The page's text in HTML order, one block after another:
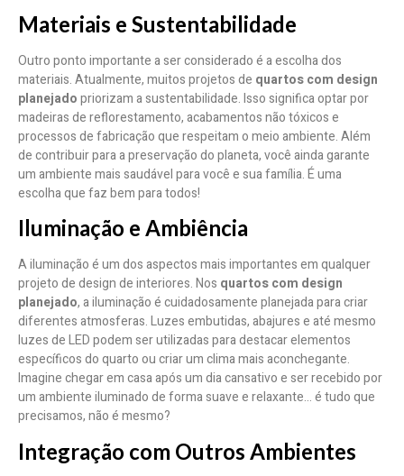
Materiais e Sustentabilidade
Outro ponto importante a ser considerado é a escolha dos
materiais. Atualmente, muitos projetos de quartos com design
planejadopriorizam a sustentabilidade. Isso significa optar por
madeiras de reflorestamento, acabamentos não tóxicos e
processos de fabricação que respeitam o meio ambiente. Além
de contribuir para a preservação do planeta, você ainda garante
um ambiente mais saudável para você e sua família. É uma
escolha que faz bem para todos!
Iluminação e Ambiência
A iluminação é um dos aspectos mais importantes em qualquer
projeto de design de interiores. Nos quartos com design
planejado, a iluminação é cuidadosamente planejada para criar
diferentes atmosferas. Luzes embutidas, abajures e até mesmo
luzes de LED podem ser utilizadas para destacar elementos
específicos do quarto ou criar um clima mais aconchegante.
Imagine chegar em casa após um dia cansativo e ser recebido por
um ambiente iluminado de forma suave e relaxante… é tudo que
precisamos, não é mesmo?
Integração com Outros Ambientes